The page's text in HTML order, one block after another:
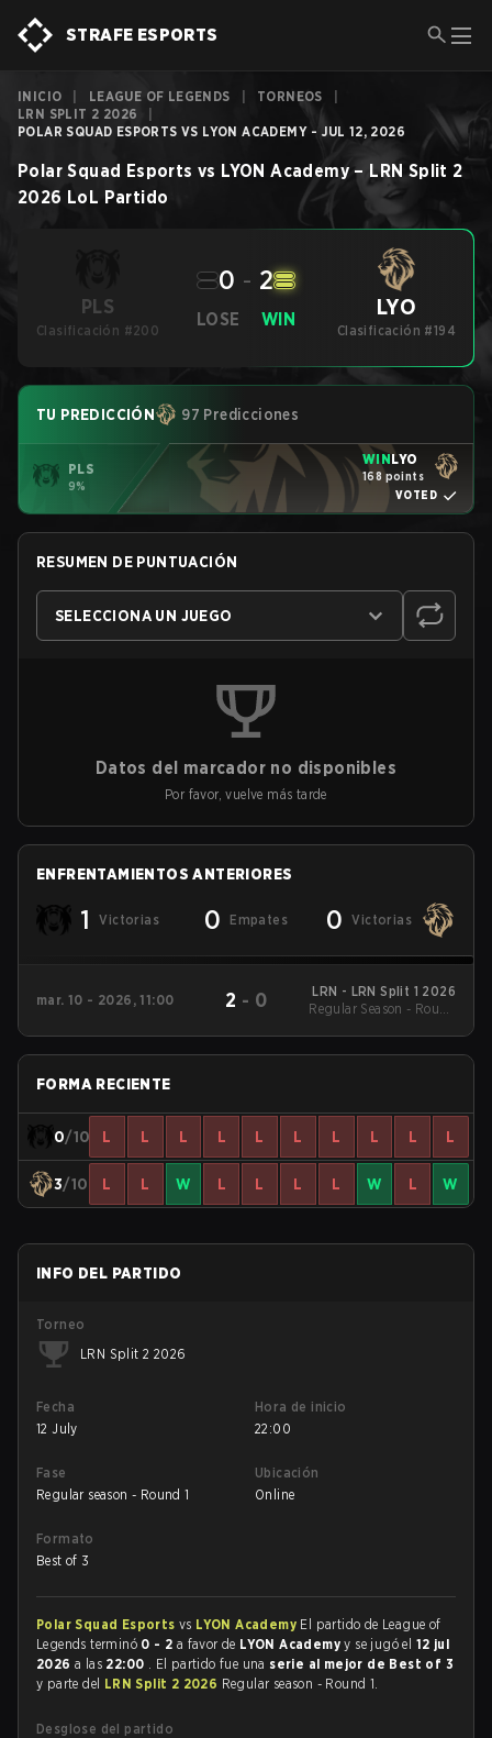
STRAFE ESPORTS
INICIO LEAGUE OF LEGENDS TORNEOS
LRN SPLIT 2 2026
POLAR SQUAD ESPORTS VS LYON ACADEMY - JUL 12, 2026
Polar Squad Esports vs LYON Academy – LRN Split 2
2026 LoL Partido
PLS
Clasificación #200
LOSE
0 - 2
WIN LYO
Clasificación #194
TU PREDICCIÓN 97 Predicciones
PLS
9%
WINLYO
168 points
VOTED
RESUMEN DE PUNTUACIÓN
SELECCIONA UN JUEGO
Datos del marcador no disponibles
Por favor, vuelve más tarde
ENFRENTAMIENTOS ANTERIORES
1 Victorias 0 Empates 0 Victorias
mar. 10 - 2026, 11:00 2 - 0
LRN - LRN Split 1 2026
Regular Season - Round
FORMA RECIENTE
0/10 L L L L L L L L L L
3/10 L L W L L L L W L W
INFO DEL PARTIDO
Torneo
LRN Split 2 2026
Fecha
12 July
Hora de inicio
22:00
Fase
Regular season - Round 1
Ubicación
Online
Formato
Best of 3
Polar Squad Esports vs LYON Academy El partido de League of
Legends terminó 0 - 2 a favor de LYON Academyy se jugó el 12 jul
2026 a las 22:00 . El partido fue una serie al mejor de Best of 3
y parte del LRN Split 2 2026 Regular season - Round 1.
Desglose del partido